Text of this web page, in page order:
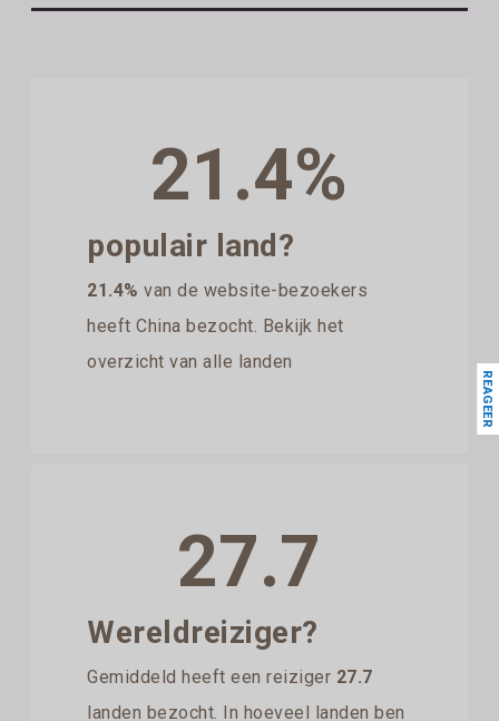
21.4%
populair land?
21.4% van de website-bezoekers
heeft China bezocht. Bekijk het
overzicht van alle landen
27.7
Wereldreiziger?
Gemiddeld heeft een reiziger 27.7
landen bezocht. In hoeveel landen ben
REAGEER